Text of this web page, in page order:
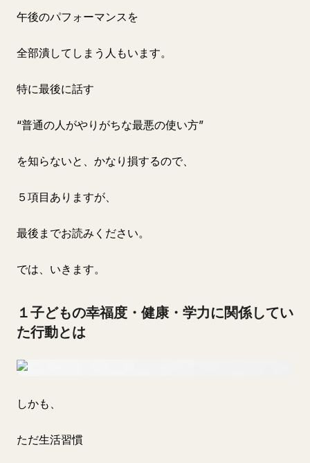
午後のパフォーマンスを
全部潰してしまう人もいます。
特に最後に話す
“普通の人がやりがちな最悪の使い方”
を知らないと、かなり損するので、
５項目ありますが、
最後までお読みください。
では、いきます。
１子どもの幸福度・健康・学力に関係してい
た行動とは
しかも、
ただ生活習慣